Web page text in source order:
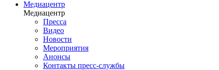
Медиацентр
Медиацентр
Пресса
Видео
Новости
Мероприятия
Анонсы
Контакты пресс-службы